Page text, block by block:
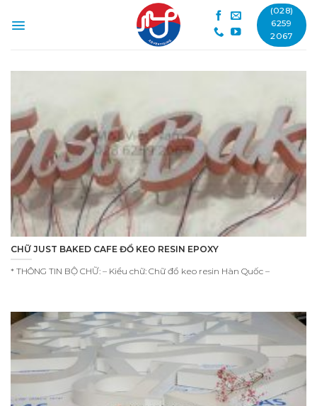
(028)
6259
2067
CHỮ JUST BAKED CAFE ĐỔ KEO RESIN EPOXY
* THÔNG TIN BỘ CHỮ: – Kiểu chữ: Chữ đổ keo resin Hàn Quốc –